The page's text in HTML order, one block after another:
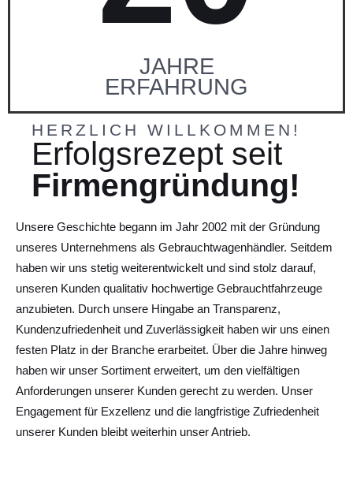
JAHRE
ERFAHRUNG
HERZLICH WILLKOMMEN!
Erfolgsrezept seit
Firmengründung!
Unsere Geschichte begann im Jahr 2002 mit der Gründung
unseres Unternehmens als Gebrauchtwagenhändler. Seitdem
haben wir uns stetig weiterentwickelt und sind stolz darauf,
unseren Kunden qualitativ hochwertige Gebrauchtfahrzeuge
anzubieten. Durch unsere Hingabe an Transparenz,
Kundenzufriedenheit und Zuverlässigkeit haben wir uns einen
festen Platz in der Branche erarbeitet. Über die Jahre hinweg
haben wir unser Sortiment erweitert, um den vielfältigen
Anforderungen unserer Kunden gerecht zu werden. Unser
Engagement für Exzellenz und die langfristige Zufriedenheit
unserer Kunden bleibt weiterhin unser Antrieb.